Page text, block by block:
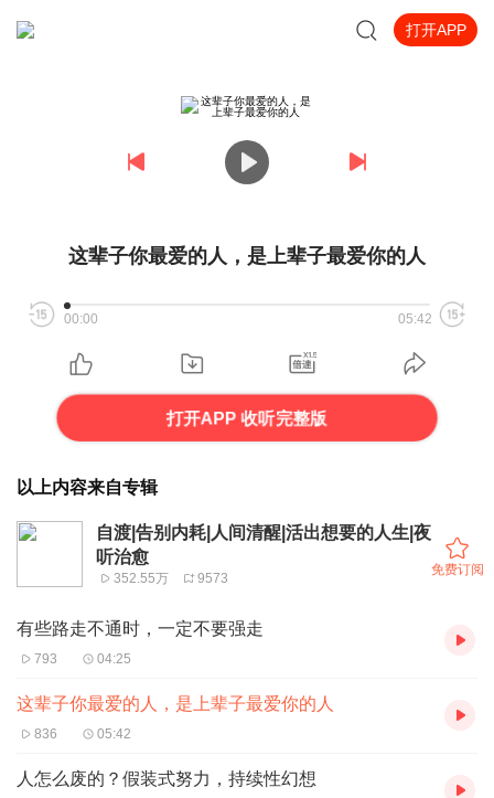
打开APP
这辈子你最爱的人，是上辈子最爱你的人
00:00 05:42
打开APP 收听完整版
以上内容来自专辑
自渡|告别内耗|人间清醒|活出想要的人生|夜
听治愈
352.55万 9573
免费订阅
有些路走不通时，一定不要强走
793 04:25
这辈子你最爱的人，是上辈子最爱你的人
836 05:42
人怎么废的？假装式努力，持续性幻想